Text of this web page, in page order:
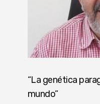
“La genética
mundo”